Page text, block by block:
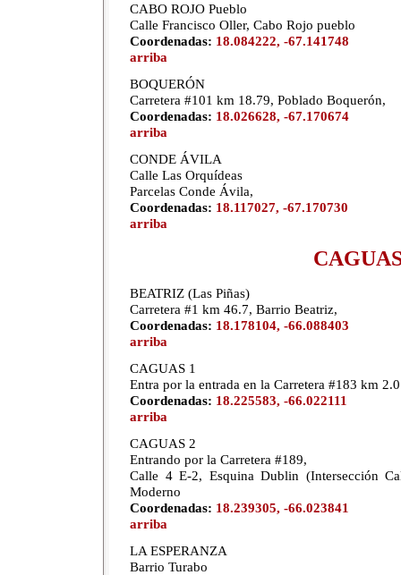
CABO ROJO Pueblo
Calle Francisco Oller, Cabo Rojo pueblo
Coordenadas: 18.084222, -67.141748
arriba
BOQUERÓN
Carretera #101 km 18.79, Poblado Boquerón,
Coordenadas: 18.026628, -67.170674
arriba
CONDE ÁVILA
Calle Las Orquídeas
Parcelas Conde Ávila,
Coordenadas: 18.117027, -67.170730
arriba
BEATRIZ (Las Piñas)
Carretera #1 km 46.7, Barrio Beatriz,
Coordenadas: 18.178104, -66.088403
arriba
CAGUAS 1
Entra por la entrada en la Carretera #183 km 2.0
Coordenadas: 18.225583, -66.022111
arriba
CAGUAS 2
Entrando por la Carretera #189,
Calle 4 E-2, Esquina Dublin (Intersección
Moderno
Coordenadas: 18.239305, -66.023841
arriba
LA ESPERANZA
Barrio Turabo